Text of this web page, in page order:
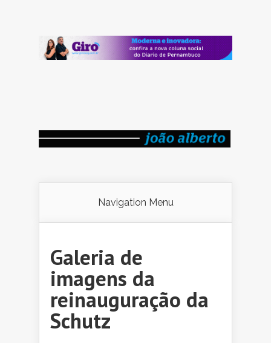
Navigation Menu
Galeria de
imagens da
reinauguração da
Schutz